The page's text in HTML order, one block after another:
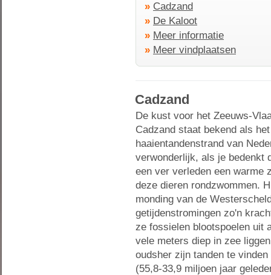
» Cadzand
» De Kaloot
» Meer informatie
» Meer vindplaatsen
Cadzand
De kust voor het Zeeuws-
Cadzand staat bekend als
haaientandenstrand van
verwonderlijk, als je bedenkt
een ver verleden een warme
deze dieren rondzwommen.
monding van de
getijdenstromingen zo'n
ze fossielen blootspoelen uit
vele meters diep in zee
oudsher zijn tanden te
(55,8-33,9 miljoen jaar